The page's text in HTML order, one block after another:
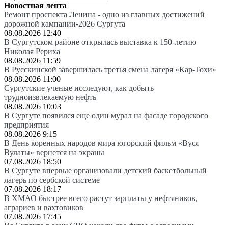
Новостная лента
Ремонт проспекта Ленина - одно из главных достижений
дорожной кампании-2026 Сургута
08.08.2026 12:40
В Сургутском районе открылась выставка к 150-летию
Николая Рериха
08.08.2026 11:59
В Русскинской завершилась третья смена лагеря «Кар-Тохи»
08.08.2026 11:00
Сургутские ученые исследуют, как добыть
трудноизвлекаемую нефть
08.08.2026 10:03
В Сургуте появился еще один мурал на фасаде городского
предприятия
08.08.2026 9:15
В День коренных народов мира югорский фильм «Вуся
Вулаты» вернется на экраны
07.08.2026 18:50
В Сургуте впервые организовали детский баскетбольный
лагерь по сербской системе
07.08.2026 18:17
В ХМАО быстрее всего растут зарплаты у нефтяников,
аграриев и вахтовиков
07.08.2026 17:45